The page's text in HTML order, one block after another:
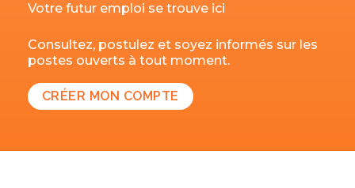
Votre futur emploi se trouve ici
Consultez, postulez et soyez informés sur les
postes ouverts à tout moment.
CRÉER MON COMPTE